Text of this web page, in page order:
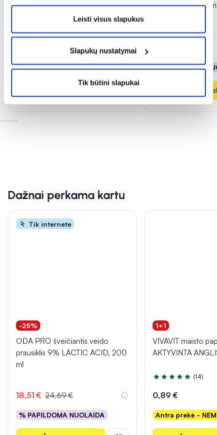
Leisti visus slapukus
Slapukų nustatymai
Tik būtini slapukai
PFC veido prausiklis su vitaminu
C RADIANCE C+, 75 ml
14,90 €
% PAPILDOMA NUOLAIDA
DELIA lūpų
Įvertinimas 5.0 iš 5
% PAPILDOMA
Į
Dažnai perkama kartu
Tik internete
-25%
ODA PRO šveičiantis veido
prausiklis 9% LACTIC ACID, 200
ml
18,51 € 24,69 €
% PAPILDOMA NUOLAIDA
1+1
VIVAVIT maisto
AKTYVINTA
Įvertinimas 5.0 iš 5
(14)
0,89 €
Antra prekė -